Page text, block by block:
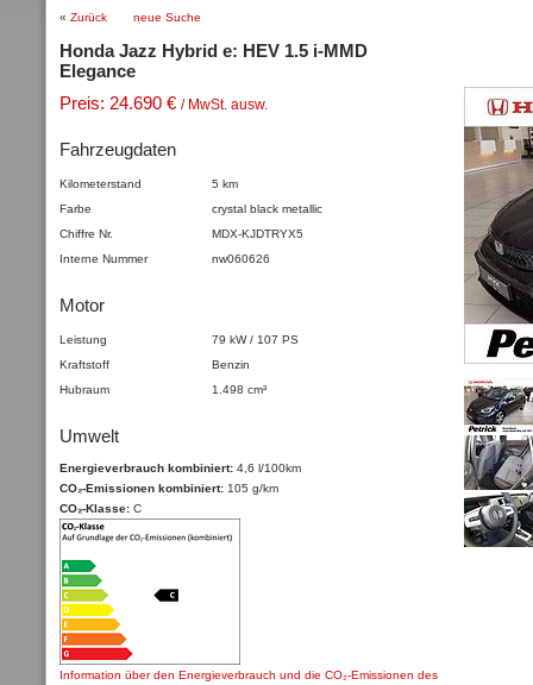
« Zurück neue Suche
Honda Jazz Hybrid e: HEV 1.5 i-MMD
Elegance
Preis: 24.690 € / MwSt. ausw.
Fahrzeugdaten
Kilometerstand
5 km
Farbe
crystal black metallic
Chiffre Nr.
MDX-KJDTRYX5
Interne Nummer
nw060626
Motor
Leistung
79 kW / 107 PS
Kraftstoff
Benzin
Hubraum
1.498 cm³
Umwelt
Energieverbrauch kombiniert: 4,6 l/100km
CO₂-Emissionen kombiniert: 105 g/km
CO₂-Klasse: C
Information über den Energieverbrauch und die CO₂-Emissionen des